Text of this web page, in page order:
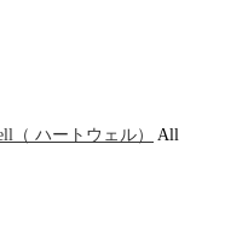
（ ハートウェル）
All